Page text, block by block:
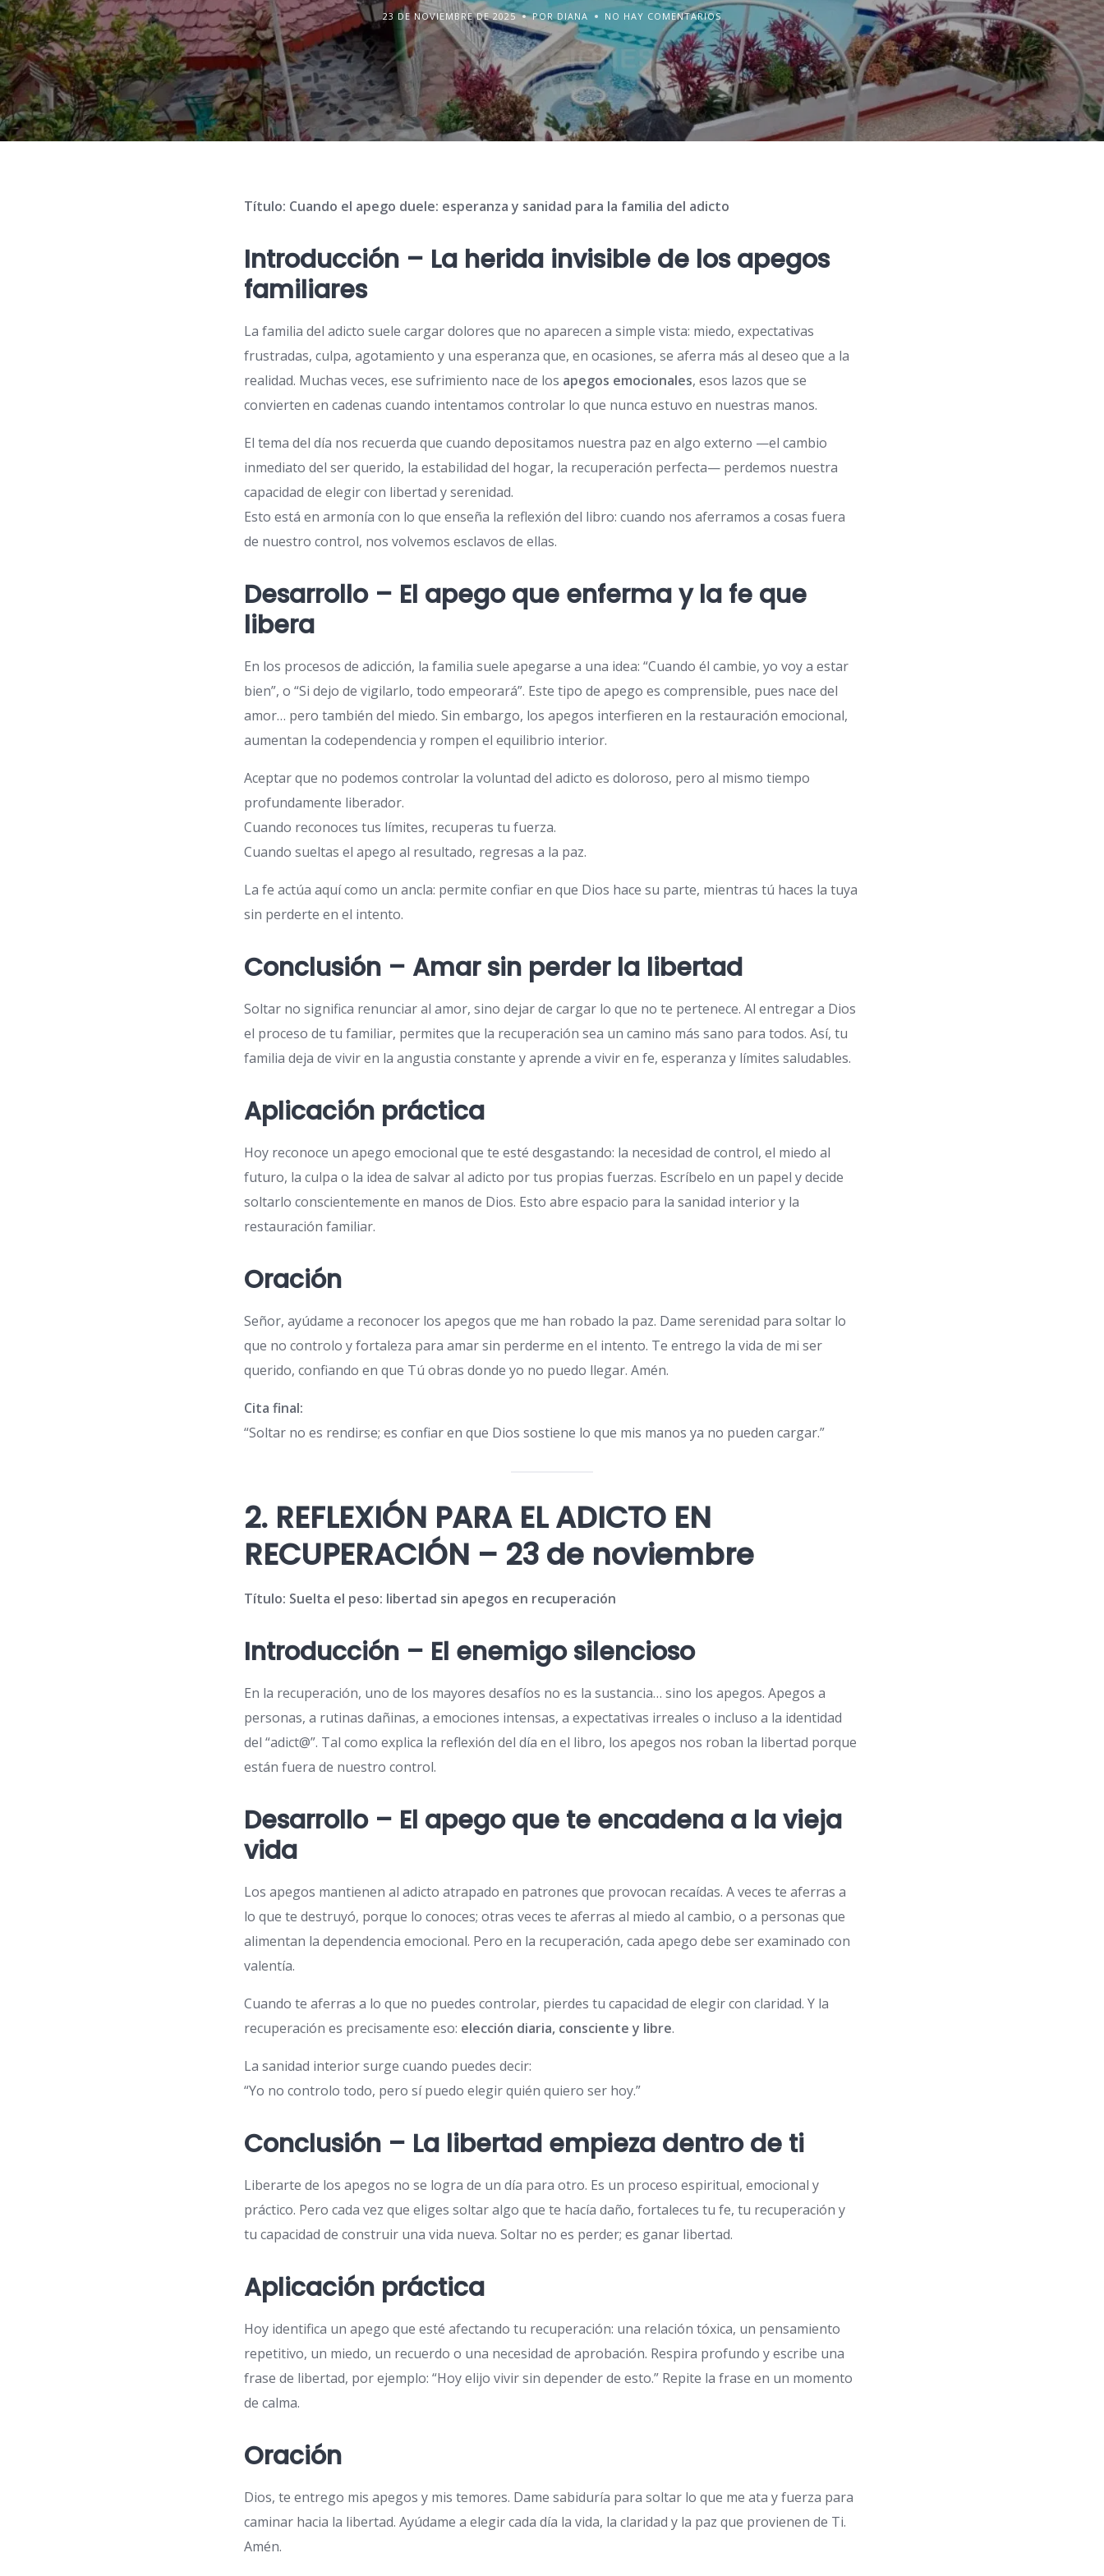
23 DE NOVIEMBRE DE 2025 POR DIANA NO HAY COMENTARIOS
Título: Cuando el apego duele: esperanza y sanidad para la familia del adicto
Introducción – La herida invisible de los apegos
familiares
La familia del adicto suele cargar dolores que no aparecen a simple vista: miedo, expectativas
frustradas, culpa, agotamiento y una esperanza que, en ocasiones, se aferra más al deseo que a la
realidad. Muchas veces, ese sufrimiento nace de los apegos emocionales, esos lazos que se
convierten en cadenas cuando intentamos controlar lo que nunca estuvo en nuestras manos.
El tema del día nos recuerda que cuando depositamos nuestra paz en algo externo —el cambio
inmediato del ser querido, la estabilidad del hogar, la recuperación perfecta— perdemos nuestra
capacidad de elegir con libertad y serenidad.
Esto está en armonía con lo que enseña la reflexión del libro: cuando nos aferramos a cosas fuera
de nuestro control, nos volvemos esclavos de ellas.
Desarrollo – El apego que enferma y la fe que
libera
En los procesos de adicción, la familia suele apegarse a una idea: “Cuando él cambie, yo voy a estar
bien”, o “Si dejo de vigilarlo, todo empeorará”. Este tipo de apego es comprensible, pues nace del
amor… pero también del miedo. Sin embargo, los apegos interfieren en la restauración emocional,
aumentan la codependencia y rompen el equilibrio interior.
Aceptar que no podemos controlar la voluntad del adicto es doloroso, pero al mismo tiempo
profundamente liberador.
Cuando reconoces tus límites, recuperas tu fuerza.
Cuando sueltas el apego al resultado, regresas a la paz.
La fe actúa aquí como un ancla: permite confiar en que Dios hace su parte, mientras tú haces la tuya
sin perderte en el intento.
Conclusión – Amar sin perder la libertad
Soltar no significa renunciar al amor, sino dejar de cargar lo que no te pertenece. Al entregar a Dios
el proceso de tu familiar, permites que la recuperación sea un camino más sano para todos. Así, tu
familia deja de vivir en la angustia constante y aprende a vivir en fe, esperanza y límites saludables.
Aplicación práctica
Hoy reconoce un apego emocional que te esté desgastando: la necesidad de control, el miedo al
futuro, la culpa o la idea de salvar al adicto por tus propias fuerzas. Escríbelo en un papel y decide
soltarlo conscientemente en manos de Dios. Esto abre espacio para la sanidad interior y la
restauración familiar.
Oración
Señor, ayúdame a reconocer los apegos que me han robado la paz. Dame serenidad para soltar lo
que no controlo y fortaleza para amar sin perderme en el intento. Te entrego la vida de mi ser
querido, confiando en que Tú obras donde yo no puedo llegar. Amén.
Cita final:
“Soltar no es rendirse; es confiar en que Dios sostiene lo que mis manos ya no pueden cargar.”
2. REFLEXIÓN PARA EL ADICTO EN
RECUPERACIÓN – 23 de noviembre
Título: Suelta el peso: libertad sin apegos en recuperación
Introducción – El enemigo silencioso
En la recuperación, uno de los mayores desafíos no es la sustancia… sino los apegos. Apegos a
personas, a rutinas dañinas, a emociones intensas, a expectativas irreales o incluso a la identidad
del “adict@”. Tal como explica la reflexión del día en el libro, los apegos nos roban la libertad porque
están fuera de nuestro control.
Desarrollo – El apego que te encadena a la vieja
vida
Los apegos mantienen al adicto atrapado en patrones que provocan recaídas. A veces te aferras a
lo que te destruyó, porque lo conoces; otras veces te aferras al miedo al cambio, o a personas que
alimentan la dependencia emocional. Pero en la recuperación, cada apego debe ser examinado con
valentía.
Cuando te aferras a lo que no puedes controlar, pierdes tu capacidad de elegir con claridad. Y la
recuperación es precisamente eso: elección diaria, consciente y libre.
La sanidad interior surge cuando puedes decir:
“Yo no controlo todo, pero sí puedo elegir quién quiero ser hoy.”
Conclusión – La libertad empieza dentro de ti
Liberarte de los apegos no se logra de un día para otro. Es un proceso espiritual, emocional y
práctico. Pero cada vez que eliges soltar algo que te hacía daño, fortaleces tu fe, tu recuperación y
tu capacidad de construir una vida nueva. Soltar no es perder; es ganar libertad.
Aplicación práctica
Hoy identifica un apego que esté afectando tu recuperación: una relación tóxica, un pensamiento
repetitivo, un miedo, un recuerdo o una necesidad de aprobación. Respira profundo y escribe una
frase de libertad, por ejemplo: “Hoy elijo vivir sin depender de esto.” Repite la frase en un momento
de calma.
Oración
Dios, te entrego mis apegos y mis temores. Dame sabiduría para soltar lo que me ata y fuerza para
caminar hacia la libertad. Ayúdame a elegir cada día la vida, la claridad y la paz que provienen de Ti.
Amén.